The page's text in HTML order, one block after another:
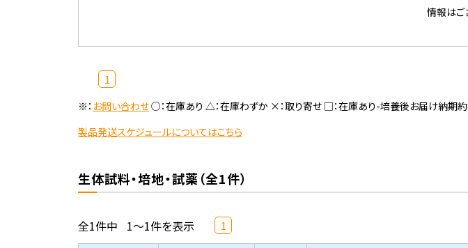
情報はご
1
※： お問い合わせ○：在庫あり △：在庫わずか ×：取り寄せ □：在庫あり-培養後お届け納期約
製品発送スケジュールについてはこちら
生体試料・培地・試薬（全1件）
全1件中 1～1件を表示 1